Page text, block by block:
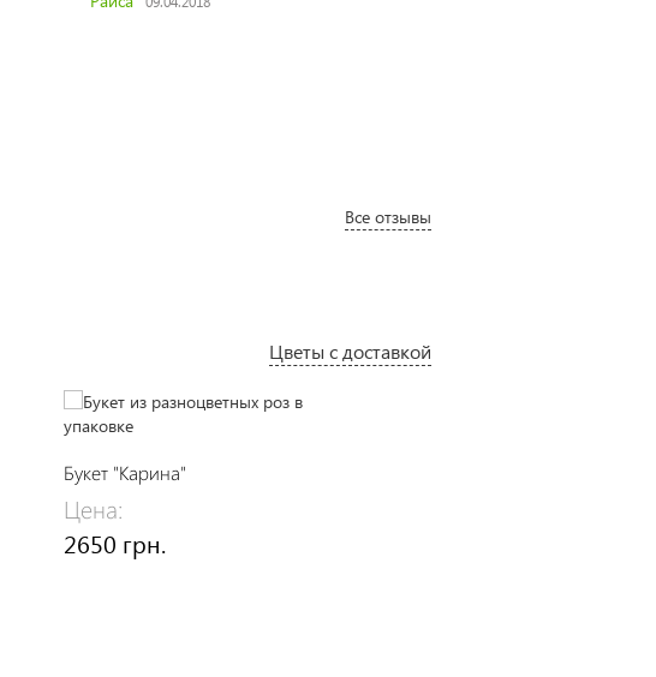
Все отзывы
Цветы с доставкой
Букет "Карина"
Цена:
2650 грн.